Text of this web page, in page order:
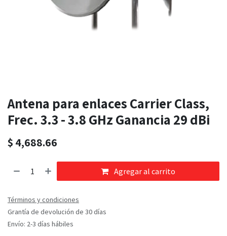
Antena para enlaces Carrier Class,
Frec. 3.3 - 3.8 GHz Ganancia 29 dBi
$ 4,688.66
Agregar al carrito
Términos y condiciones
Grantía de devolución de 30 días
Envío: 2-3 días hábiles